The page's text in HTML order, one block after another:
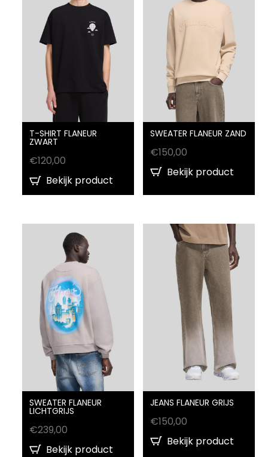
T-SHIRT FLANEUR
ZWART
€120,00
Bekijk product
SWEATER FLANEUR ZAND
€150,00
Bekijk product
SWEATER FLANEUR
LICHTGRIJS
€239,00
Bekijk product
JEANS FLANEUR GRIJS
€150,00
Bekijk product